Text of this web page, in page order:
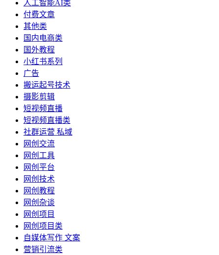
人工智能AI类
付费文章
其他类
国内电商类
国外教程
小红书系列
广告
搬运起号技术
摄影剪辑
短视频直播
短视频直播类
社群运营 私域
网创交流
网创工具
网创平台
网创技术
网创教程
网创杂谈
网创项目
网创项目类
自媒体写作 文案
营销引流类